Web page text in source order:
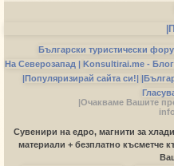
Български туристически
На Северозапад | Konsultirai.me -
|Популяризирай сайта си!|
|Очакваме Вашите
Сувенири на едро, магнити за
материали + безплатно късметче